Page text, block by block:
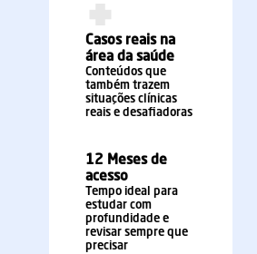
Casos reais na
área da saúde
Conteúdos que
também trazem
situações clínicas
reais e desafiadoras
12 Meses de
acesso
Tempo ideal para
estudar com
profundidade e
revisar sempre que
precisar